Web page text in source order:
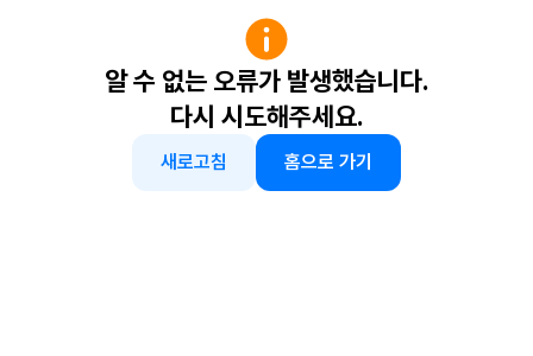
알 수 없는 오류가 발생했습니다.
다시 시도해주세요.
새로고침 홈으로 가기